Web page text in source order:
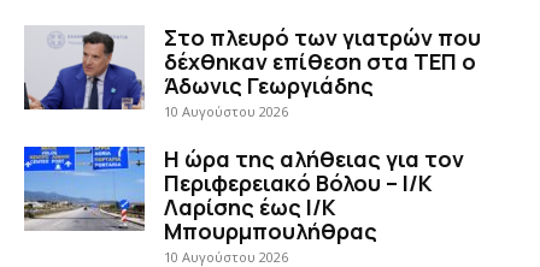
Στο πλευρό των γιατρών που
δέχθηκαν επίθεση στα ΤΕΠ ο
Άδωνις Γεωργιάδης
10 Αυγούστου 2026
H ώρα της αλήθειας για τον
Περιφερειακό Βόλου – Ι/Κ
Λαρίσης έως Ι/Κ
Μπουρμπουλήθρας
10 Αυγούστου 2026